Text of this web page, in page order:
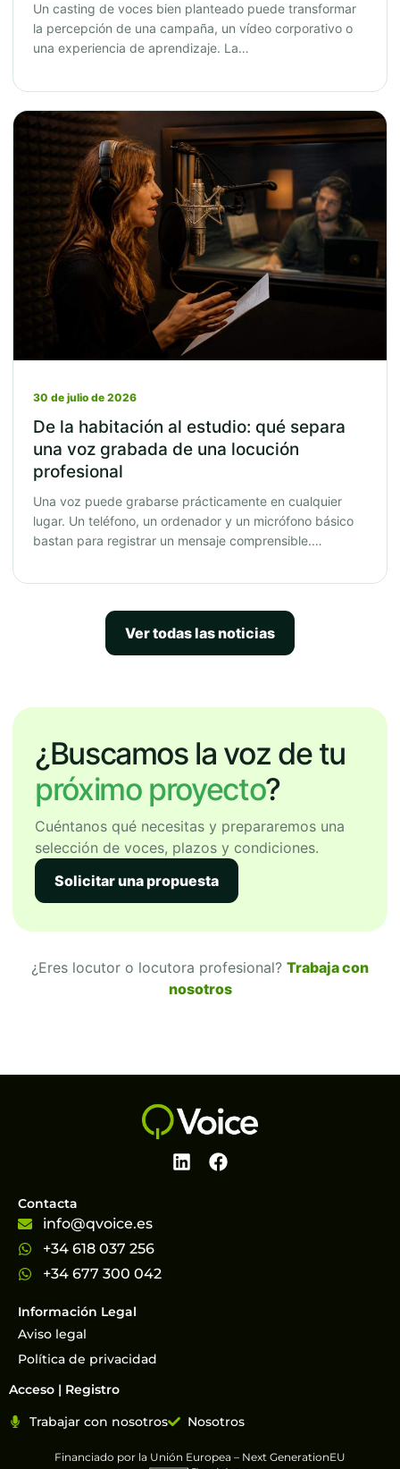
Un casting de voces bien planteado puede transformar
la percepción de una campaña, un vídeo corporativo o
una experiencia de aprendizaje. La…
30 de julio de 2026
De la habitación al estudio: qué separa
una voz grabada de una locución
profesional
Una voz puede grabarse prácticamente en cualquier
lugar. Un teléfono, un ordenador y un micrófono básico
bastan para registrar un mensaje comprensible.…
Ver todas las noticias
¿Buscamos la voz de tu
próximo proyecto?
Cuéntanos qué necesitas y prepararemos una
selección de voces, plazos y condiciones.
Solicitar una propuesta
¿Eres locutor o locutora profesional? Trabaja con
nosotros
Información Legal
Aviso legal
Política de privacidad
Contacta
info@qvoice.es
+34 618 037 256
+34 677 300 042
Acceso | Registro
Trabajar con nosotros
Nosotros
Financiado por la Unión Europea – Next GenerationEU